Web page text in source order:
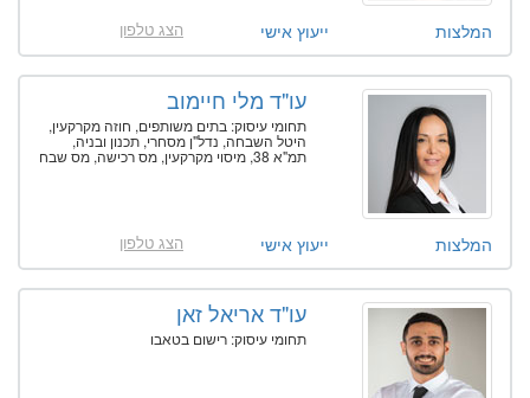
הצג טלפון ייעוץ אישי המלצות
עו"ד מלי חיימוב
תחומי עיסוק: בתים משותפים, חוזה מקרקעין,
היטל השבחה, נדל"ן מסחרי, תכנון ובניה,
תמ"א 38, מיסוי מקרקעין, מס רכישה, מס שבח
הצג טלפון ייעוץ אישי המלצות
עו"ד אריאל זאן
תחומי עיסוק: רישום בטאבו